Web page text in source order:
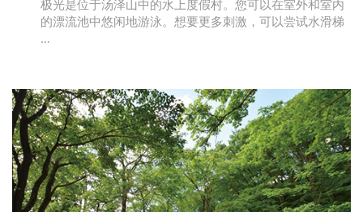
极光是位于汤泽山中的水上度假村。您可以在室外和室内
的漂流池中悠闲地游泳。想要更多刺激，可以尝试水滑梯
…